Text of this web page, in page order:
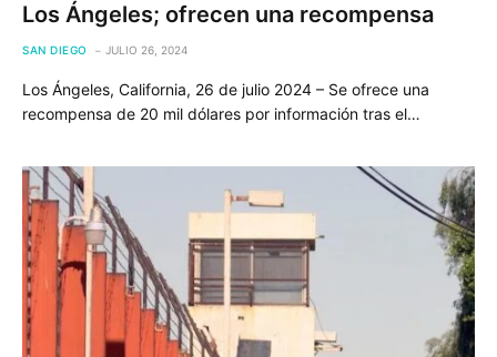
Los Ángeles; ofrecen una recompensa
SAN DIEGO JULIO 26, 2024
Los Ángeles, California, 26 de julio 2024 – Se ofrece una
recompensa de 20 mil dólares por información tras el…